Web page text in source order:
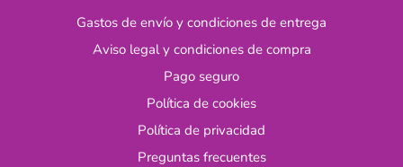
Gastos de envío y condiciones de entrega
Aviso legal y condiciones de compra
Pago seguro
Política de cookies
Política de privacidad
Preguntas frecuentes